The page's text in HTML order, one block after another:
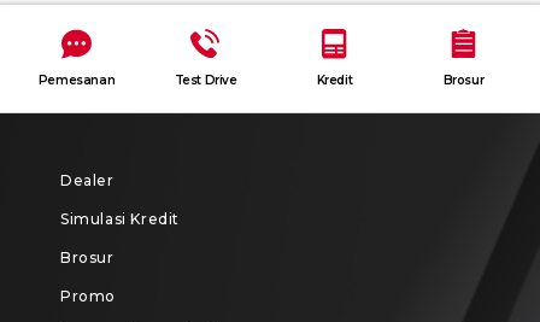
Pemesanan Test Drive Kredit Brosur
Dealer
Simulasi Kredit
Brosur
Promo